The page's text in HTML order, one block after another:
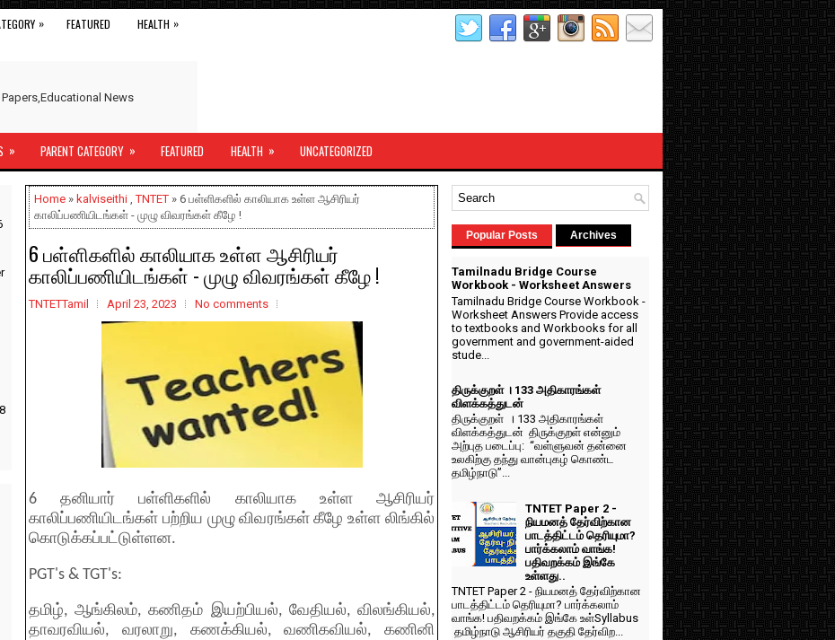
» FEATURED HEALTH »
News
» PARENT CATEGORY » FEATURED HEALTH » UNCATEGORIZED
Home » kalviseithi ,TNTET » 6 பள்ளிகளில் காலியாக உள்ள ஆசிரியர்
காலிப்பணியிடங்கள் - முழு விவரங்கள் கீழே !
6 பள்ளிகளில் காலியாக உள்ள ஆசிரியர்
காலிப்பணியிடங்கள் - முழு விவரங்கள் கீழே !
TNTETTamil April 23, 2023 No comments
6 தனியார் பள்ளிகளில் காலியாக உள்ள ஆசிரியர்
காலிப்பணியிடங்கள் பற்றிய முழு விவரங்கள் கீழே உள்ள லிங்கில்
கொடுக்கப்பட்டுள்ளன.
PGT's & TGT's:
தமிழ், ஆங்கிலம், கணிதம் இயற்பியல், வேதியல், விலங்கியல்,
தாவரவியல், வரலாறு, கணக்கியல், வணிகவியல், கணினி
Popular Posts Archives
Tamilnadu Bridge Course
Workbook - Worksheet Answers
Tamilnadu Bridge Course Workbook -
Worksheet Answers Provide access
to textbooks and Workbooks for all
government and government-aided
stude...
திருக்குறள் । 133 அதிகாரங்கள்
விளக்கத்துடன்
திருக்குறள் । 133 அதிகாரங்கள்
விளக்கத்துடன் திருக்குறள் என்னும்
அற்புத படைப்பு: “வள்ளுவன் தன்னை
உலகிற்கு தந்து வான்புகழ் கொண்ட
தமிழ்நாடு”...
TNTET Paper 2 -
நியமனத் தேர்விற்கான
பாடத்திட்டம் தெரியுமா?
பார்க்கலாம் வாங்க!
பதிவறக்கம் இங்கே
உள்ளது..
TNTET Paper 2 - நியமனத் தேர்விற்கான
பாடத்திட்டம் தெரியுமா? பார்க்கலாம்
வாங்க! பதிவறக்கம் இங்கே உள்Syllabus
தமிழ்நாடு ஆசிரியர் தகுதி தேர்விற...